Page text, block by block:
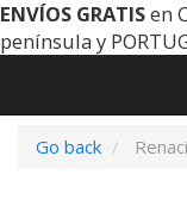
ENVÍOS GRATISen
península y
Go back